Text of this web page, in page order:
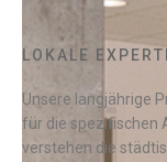
LOKALE
Unsere langjährige
für die spezifischen
verstehen die